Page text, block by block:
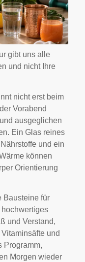
gibt uns alle
und nicht Ihre
nicht erst beim
Vorabend
ausgeglichen
Ein Glas reines
und ein
können
Orientierung
Bausteine für
und Verstand,
und
Programm,
Morgen wieder